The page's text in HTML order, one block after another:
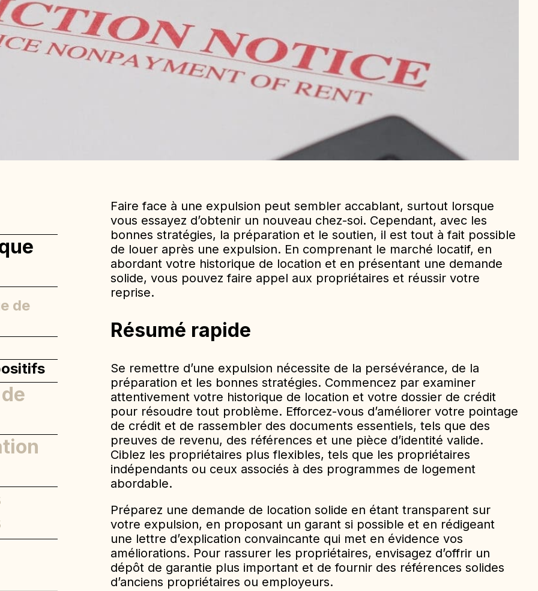
de
crédit
Faire face à une expulsion peut sembler accablant, surtout lorsque
vous essayez d’obtenir un nouveau chez-soi. Cependant, avec les
bonnes stratégies, la préparation et le soutien, il est tout à fait possible
de louer après une expulsion. En comprenant le marché locatif, en
abordant votre historique de location et en présentant une demande
solide, vous pouvez faire appel aux propriétaires et réussir votre
reprise.
Résumé rapide
Se remettre d’une expulsion nécessite de la persévérance, de la
préparation et les bonnes stratégies. Commencez par examiner
attentivement votre historique de location et votre dossier de crédit
pour résoudre tout problème. Efforcez-vous d’améliorer votre pointage
de crédit et de rassembler des documents essentiels, tels que des
preuves de revenu, des références et une pièce d’identité valide.
Ciblez les propriétaires plus flexibles, tels que les propriétaires
indépendants ou ceux associés à des programmes de logement
abordable.
Préparez une demande de location solide en étant transparent sur
votre expulsion, en proposant un garant si possible et en rédigeant
une lettre d’explication convaincante qui met en évidence vos
améliorations. Pour rassurer les propriétaires, envisagez d’offrir un
dépôt de garantie plus important et de fournir des références solides
d’anciens propriétaires ou employeurs.